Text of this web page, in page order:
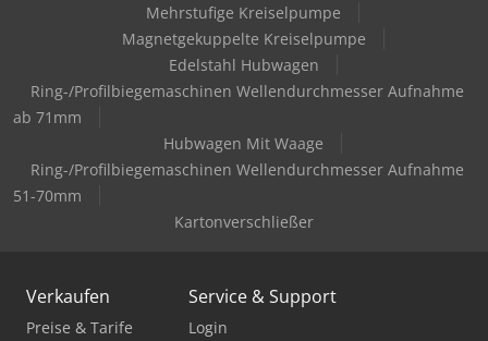
Gildemeister Nef 520
Knuth Kb 1400
Knuth R 32 Basic
Kovosvit Mas Mcv 1270
Lissmac Sbm-M 1500 B2
Mehrstufige Kreiselpumpe
Magnetgekuppelte Kreiselpumpe
Edelstahl Hubwagen
Ring-/Profilbiegemaschinen Wellendurchmesser Aufnahme
ab 71mm
Hubwagen Mit Waage
Ring-/Profilbiegemaschinen Wellendurchmesser Aufnahme
51-70mm
Kartonverschließer
Verkaufen
Preise & Tarife
Service & Support
Login